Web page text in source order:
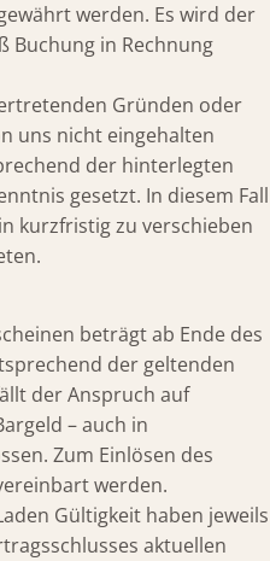
werden. Es wird der
Buchung in Rechnung
Gründen oder
uns nicht eingehalten
der hinterlegten
gesetzt. In diesem Fall
kurzfristig zu verschieben
beträgt ab Ende des
der geltenden
der Anspruch auf
– auch in
Zum Einlösen des
werden.
Gültigkeit haben jeweils
aktuellen